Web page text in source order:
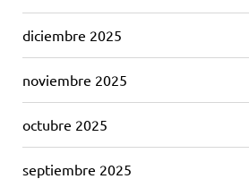
diciembre 2025
noviembre 2025
octubre 2025
septiembre 2025